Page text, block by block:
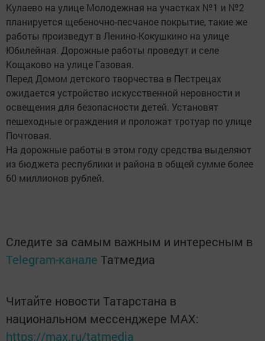
Кулаево на улице Молодежная на участках №1 и №2
планируется щебеночно-песчаное покрытие, такие же
работы произведут в Ленино-Кокушкино на улице
Юбилейная. Дорожные работы проведут и селе
Кощаково на улице Газовая.
Перед Домом детского творчества в Пестрецах
ожидается устройство искусственной неровности и
освещения для безопасности детей. Установят
пешеходные ограждения и проложат тротуар по улице
Почтовая.
На дорожные работы в этом году средства выделяют
из бюджета республики и района в общей сумме более
60 миллионов рублей.
Следите за самым важным и интересным в
Telegram-канале Татмедиа
Читайте новости Татарстана в
национальном мессенджере MАХ:
https://max.ru/tatmedia